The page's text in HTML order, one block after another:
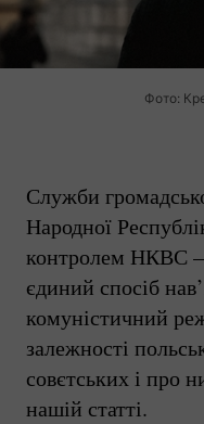
Фото:
Служби
Народної
контролем НКВС
єдиний спосіб
комуністичний
залежності
совєтських і про
нашій статті.